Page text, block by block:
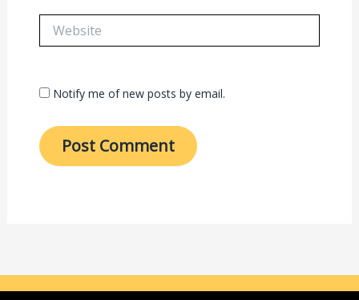
Notify me of new posts by email.